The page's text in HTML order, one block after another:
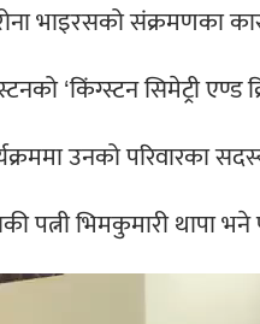
भाइरसको संक्रमणका
‘किंग्स्टन सिमेट्री एण्ड
उनको परिवारका
पत्नी भिमकुमारी थापा